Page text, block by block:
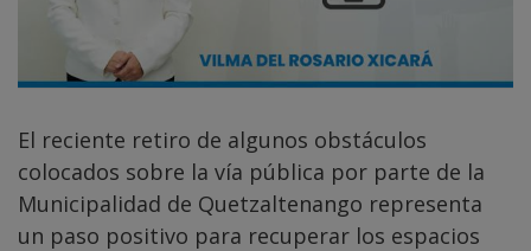
El reciente retiro de algunos obstáculos
colocados sobre la vía pública por parte de la
Municipalidad de Quetzaltenango representa
un paso positivo para recuperar los espacios